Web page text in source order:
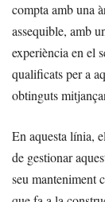
compta amb una
assequible, amb
experiència en el
qualificats per a
obtinguts
En aquesta línia,
de gestionar
seu manteniment